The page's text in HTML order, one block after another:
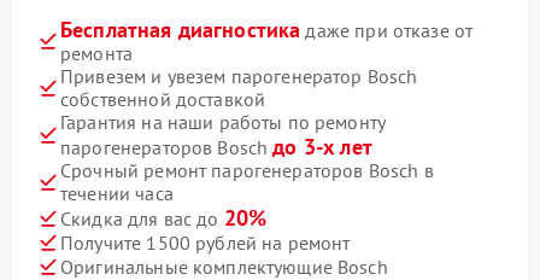
Бесплатная диагностика даже при отказе от
ремонта
Привезем и увезем парогенератор Bosch
собственной доставкой
Гарантия на наши работы по ремонту
парогенераторов Boschдо 3-х лет
Срочный ремонт парогенераторов Bosch в
течении часа
Скидка для вас до 20%
Получите 1500 рублей на ремонт
Оригинальные комплектующие Bosch